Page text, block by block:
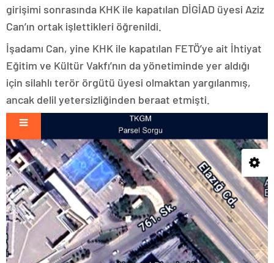
girişimi sonrasında KHK ile kapatılan DİGİAD üyesi Aziz
Can’ın ortak işlettikleri öğrenildi.
İşadamı Can, yine KHK ile kapatılan FETÖ’ye ait İhtiyat
Eğitim ve Kültür Vakfı’nın da yönetiminde yer aldığı
için silahlı terör örgütü üyesi olmaktan yargılanmış,
ancak delil yetersizliğinden beraat etmişti.